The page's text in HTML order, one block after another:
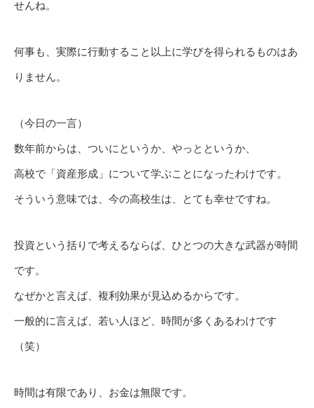
せんね。
何事も、実際に行動すること以上に学びを得られるものはあ
りません。
（今日の一言）
数年前からは、ついにというか、やっとというか、
高校で「資産形成」について学ぶことになったわけです。
そういう意味では、今の高校生は、とても幸せですね。
投資という括りで考えるならば、ひとつの大きな武器が時間
です。
なぜかと言えば、複利効果が見込めるからです。
一般的に言えば、若い人ほど、時間が多くあるわけです
（笑）
時間は有限であり、お金は無限です。